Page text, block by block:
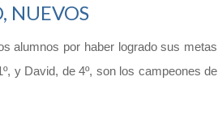
NUEVOS
alumnos por haber logrado sus metas
y David, de 4º, son los campeones de